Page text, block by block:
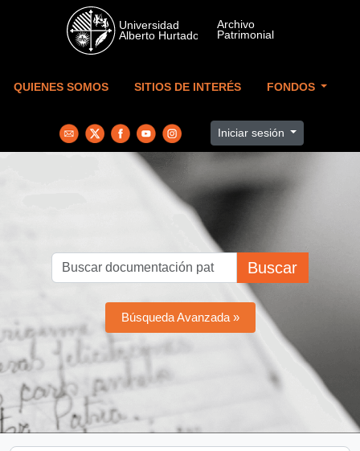
Skip to main content
QUIENES SOMOS SITIOS DE INTERÉS FONDOS
Iniciar sesión
Buscar
Búsqueda Avanzada »